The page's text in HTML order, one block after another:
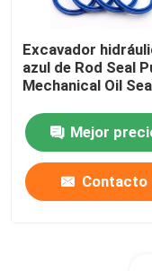
Sello de goma
Caja del anillo o
Piezas del
Piezas de
Excavador
azul de Rod Seal
Mechanical Oil
Mejor
Contacto